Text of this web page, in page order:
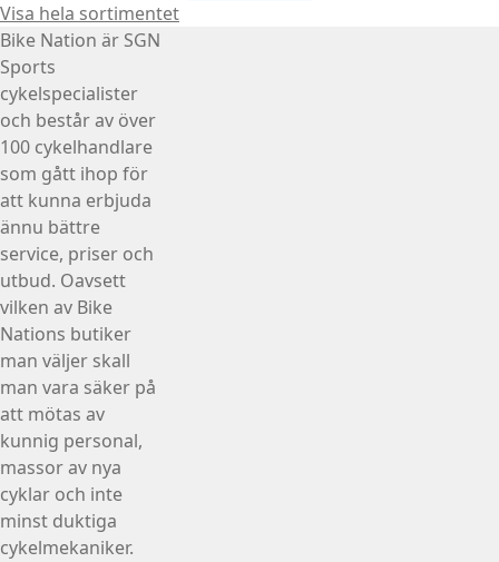
Visa hela sortimentet
Bike Nation är SGN
Sports
cykelspecialister
och består av över
100 cykelhandlare
som gått ihop för
att kunna erbjuda
ännu bättre
service, priser och
utbud. Oavsett
vilken av Bike
Nations butiker
man väljer skall
man vara säker på
att mötas av
kunnig personal,
massor av nya
cyklar och inte
minst duktiga
cykelmekaniker.